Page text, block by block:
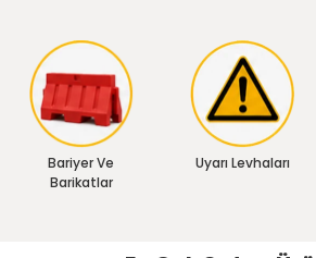
Bariyer Ve
Barikatlar
Uyarı Levhaları